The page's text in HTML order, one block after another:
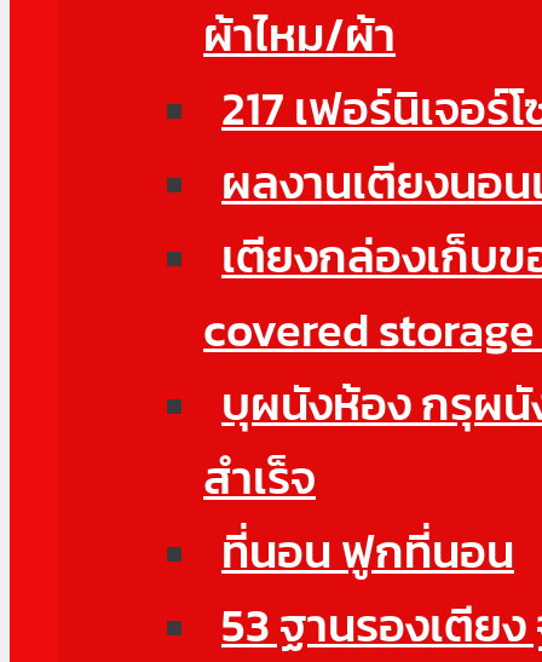
ผ้าไหม/ผ้า
217 เฟอร์นิเจอร์
ผลงานเตียงนอ
เตียงกล่องเก็บ
covered
บุผนังห้อง กรุผนั
สำเร็จ
ที่นอน ฟูกที่นอน
53 ฐานรองเตีย